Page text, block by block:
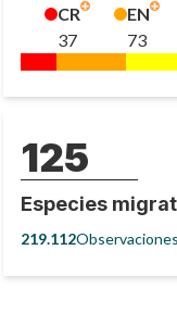
CR
37
EN
73
125
Especies
219.112Observaciones